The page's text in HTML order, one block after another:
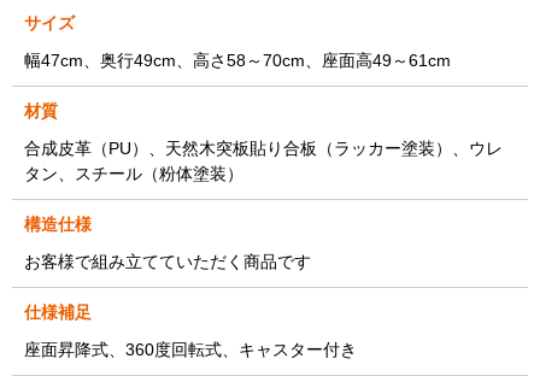
サイズ
幅47cm、奥行49cm、高さ58～70cm、座面高49～61cm
材質
合成皮革（PU）、天然木突板貼り合板（ラッカー塗装）、ウレ
タン、スチール（粉体塗装）
構造仕様
お客様で組み立てていただく商品です
仕様補足
座面昇降式、360度回転式、キャスター付き